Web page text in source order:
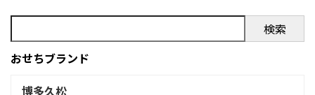
検索
おせちブランド
博多久松